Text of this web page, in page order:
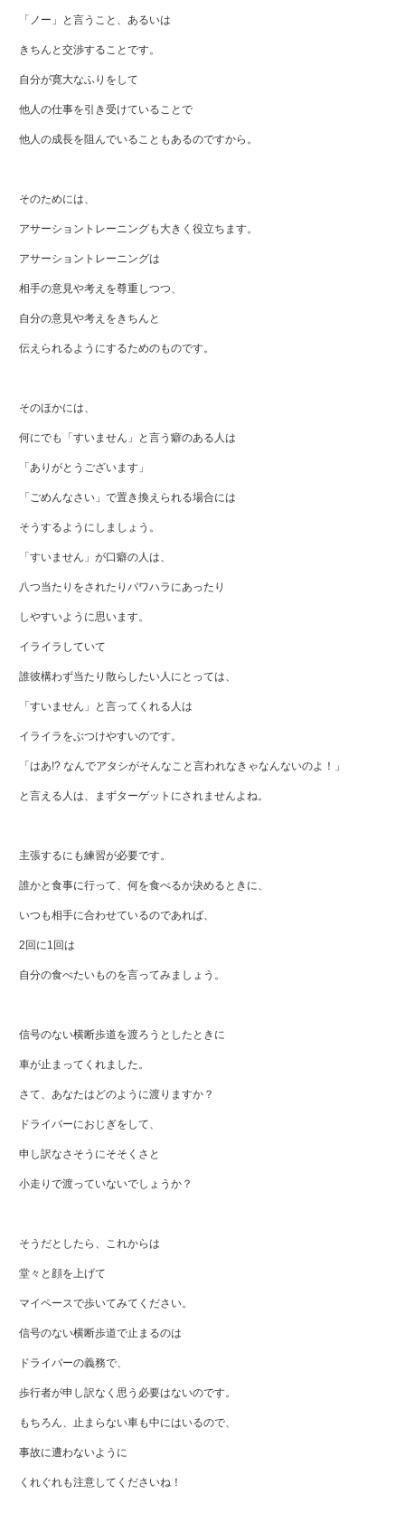
「ノー」と言うこと、あるいは
きちんと交渉することです。
自分が寛大なふりをして
他人の仕事を引き受けていることで
他人の成長を阻んでいることもあるのですから。
そのためには、
アサーショントレーニングも大きく役立ちます。
アサーショントレーニングは
相手の意見や考えを尊重しつつ、
自分の意見や考えをきちんと
伝えられるようにするためのものです。
そのほかには、
何にでも「すいません」と言う癖のある人は
「ありがとうございます」
「ごめんなさい」で置き換えられる場合には
そうするようにしましょう。
「すいません」が口癖の人は、
八つ当たりをされたりパワハラにあったり
しやすいように思います。
イライラしていて
誰彼構わず当たり散らしたい人にとっては、
「すいません」と言ってくれる人は
イライラをぶつけやすいのです。
「はあ!? なんでアタシがそんなこと言われなきゃなんないのよ！」
と言える人は、まずターゲットにされませんよね。
主張するにも練習が必要です。
誰かと食事に行って、何を食べるか決めるときに、
いつも相手に合わせているのであれば、
2回に1回は
自分の食べたいものを言ってみましょう。
信号のない横断歩道を渡ろうとしたときに
車が止まってくれました。
さて、あなたはどのように渡りますか？
ドライバーにおじぎをして、
申し訳なさそうにそそくさと
小走りで渡っていないでしょうか？
そうだとしたら、これからは
堂々と顔を上げて
マイペースで歩いてみてください。
信号のない横断歩道で止まるのは
ドライバーの義務で、
歩行者が申し訳なく思う必要はないのです。
もちろん、止まらない車も中にはいるので、
事故に遭わないように
くれぐれも注意してくださいね！